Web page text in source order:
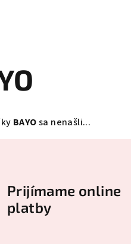
BAYOsa nenašli...
Prijímame online
platby